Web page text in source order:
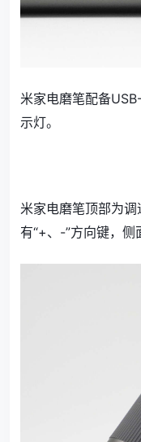
米家电磨笔配备
示灯。
米家电磨笔顶部为
有“+、-”方向键，侧